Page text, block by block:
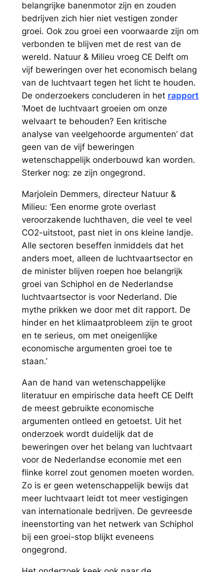
belangrijke banenmotor zijn en zouden
bedrijven zich hier niet vestigen zonder
groei. Ook zou groei een voorwaarde zijn om
verbonden te blijven met de rest van de
wereld. Natuur & Milieu vroeg CE Delft om
vijf beweringen over het economisch belang
van de luchtvaart tegen het licht te houden.
De onderzoekers concluderen in het rapport
‘Moet de luchtvaart groeien om onze
welvaart te behouden? Een kritische
analyse van veelgehoorde argumenten’ dat
geen van de vijf beweringen
wetenschappelijk onderbouwd kan worden.
Sterker nog: ze zijn ongegrond.
Marjolein Demmers, directeur Natuur &
Milieu: ‘Een enorme grote overlast
veroorzakende luchthaven, die veel te veel
CO2-uitstoot, past niet in ons kleine landje.
Alle sectoren beseffen inmiddels dat het
anders moet, alleen de luchtvaartsector en
de minister blijven roepen hoe belangrijk
groei van Schiphol en de Nederlandse
luchtvaartsector is voor Nederland. Die
mythe prikken we door met dit rapport. De
hinder en het klimaatprobleem zijn te groot
en te serieus, om met oneigenlijke
economische argumenten groei toe te
staan.’
Aan de hand van wetenschappelijke
literatuur en empirische data heeft CE Delft
de meest gebruikte economische
argumenten ontleed en getoetst. Uit het
onderzoek wordt duidelijk dat de
beweringen over het belang van luchtvaart
voor de Nederlandse economie met een
flinke korrel zout genomen moeten worden.
Zo is er geen wetenschappelijk bewijs dat
meer luchtvaart leidt tot meer vestigingen
van internationale bedrijven. De gevreesde
ineenstorting van het netwerk van Schiphol
bij een groei-stop blijkt eveneens
ongegrond.